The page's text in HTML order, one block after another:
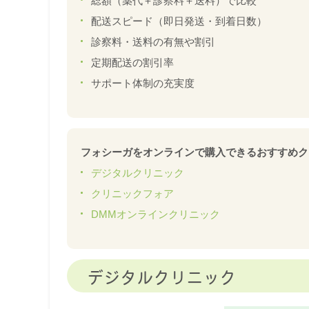
配送スピード（即日発送・到着日数）
診察料・送料の有無や割引
定期配送の割引率
サポート体制の充実度
フォシーガをオンラインで購入できるおすすめ
デジタルクリニック
クリニックフォア
DMMオンラインクリニック
デジタルクリニック